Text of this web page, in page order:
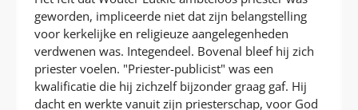
geworden, impliceerde niet dat zijn belangstelling
voor kerkelijke en religieuze aangelegenheden
verdwenen was. Integendeel. Bovenal bleef hij zich
priester voelen. "Priester-publicist" was een
kwalificatie die hij zichzelf bijzonder graag gaf. Hij
dacht en werkte vanuit zijn priesterschap, voor God